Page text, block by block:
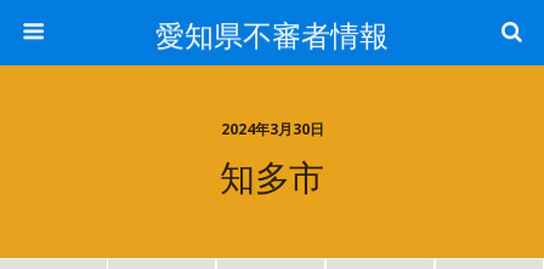
愛知県不審者情報
2024年3月30日
知多市